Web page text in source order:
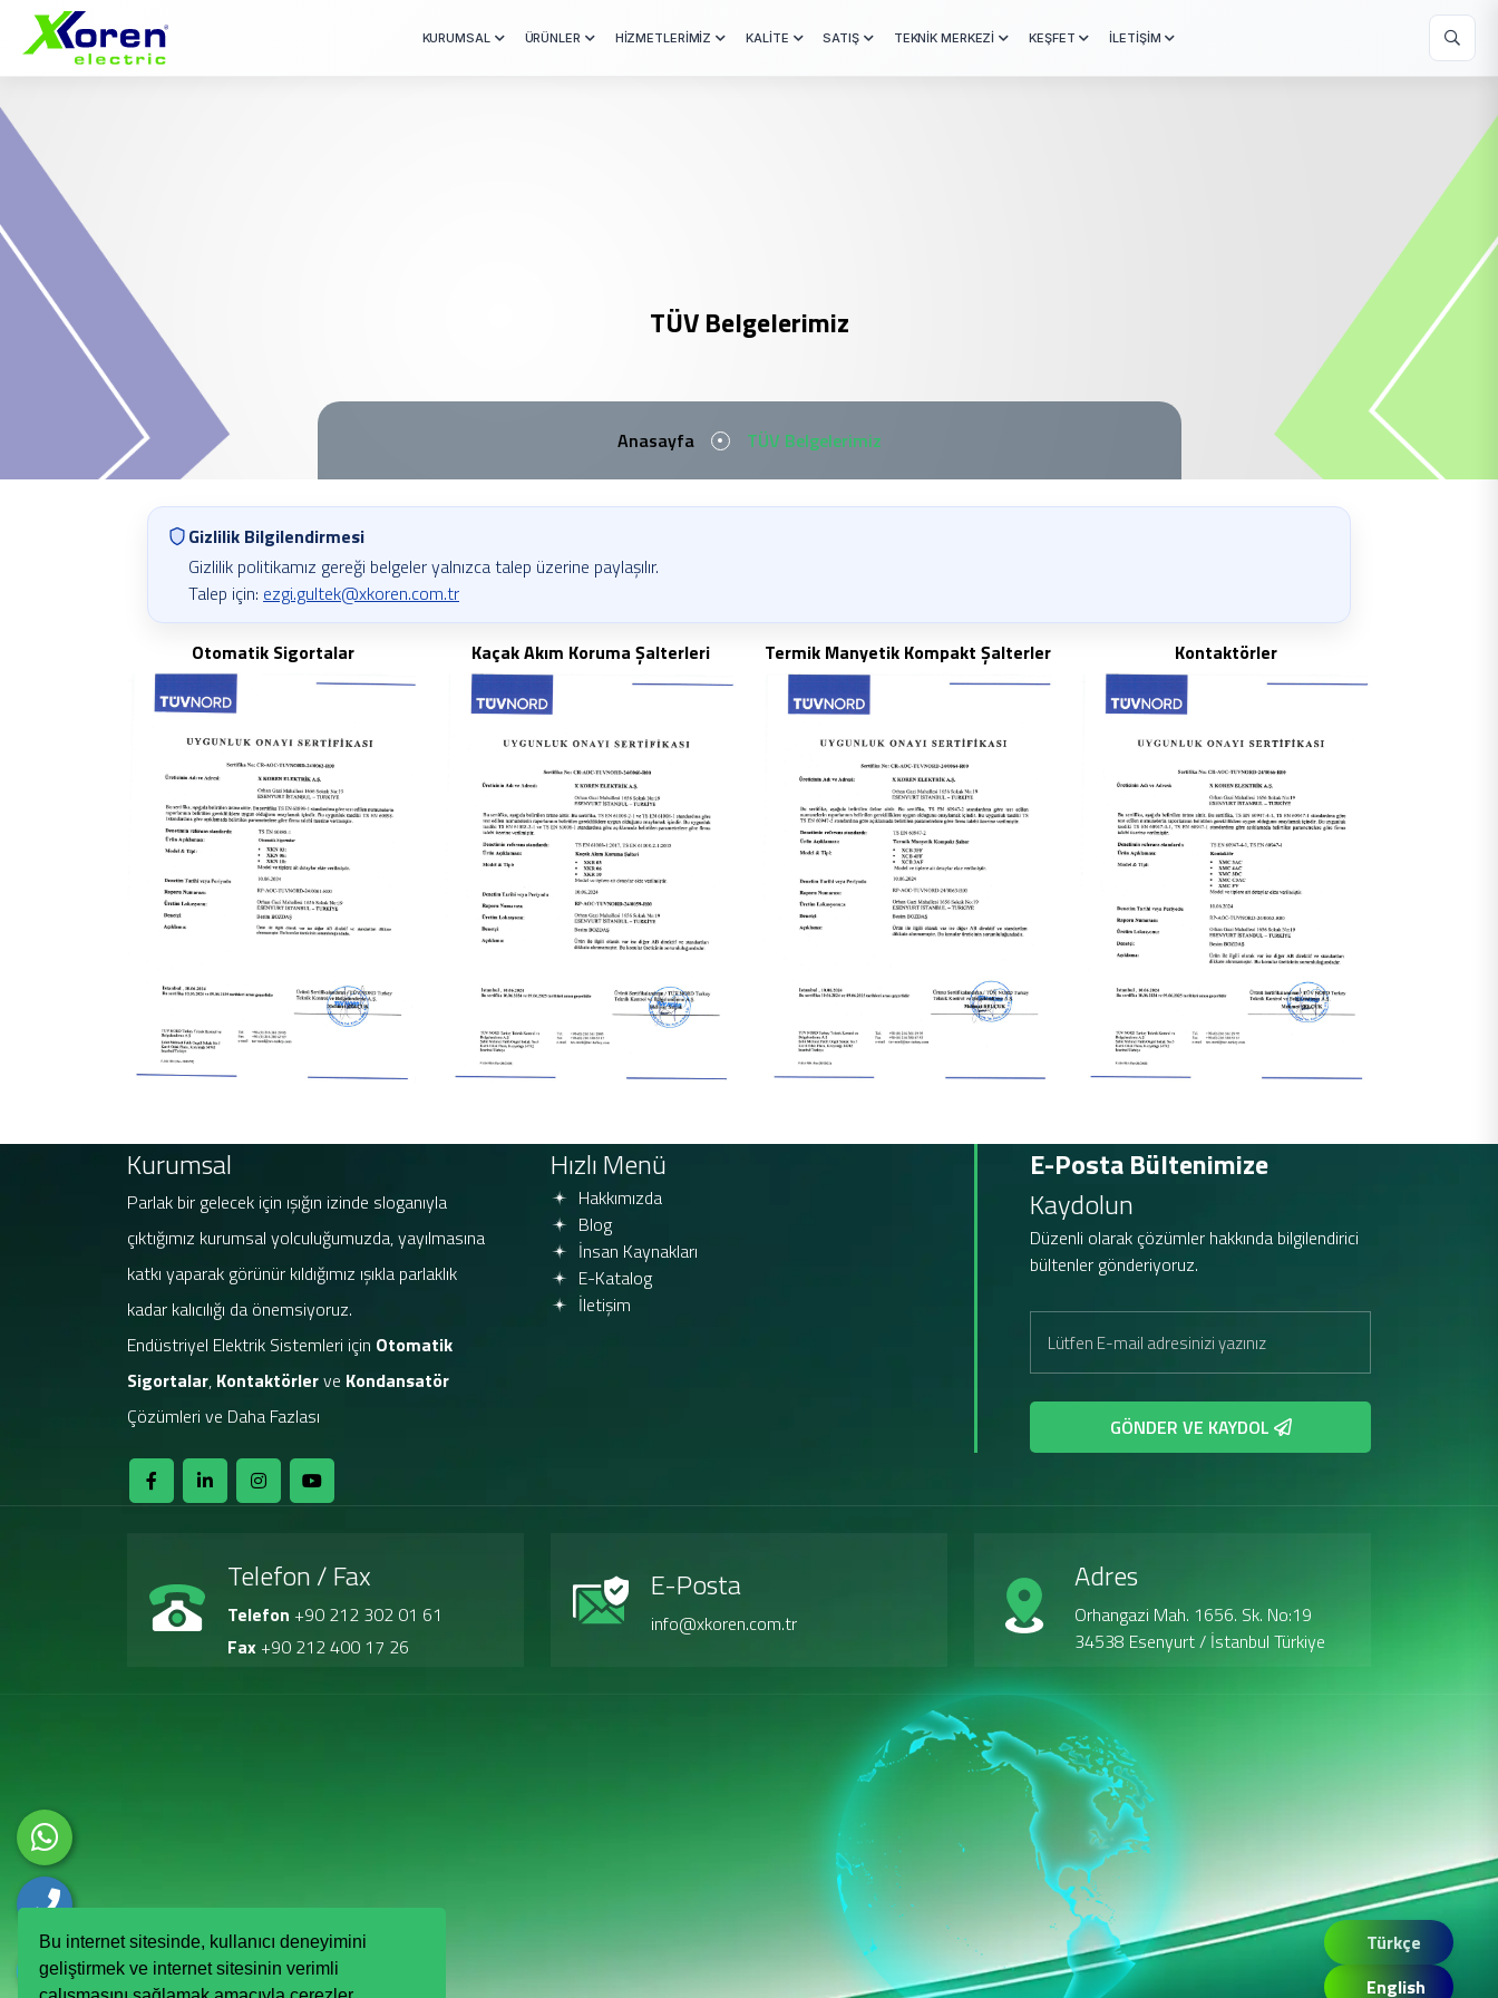
Bu internet sitesinde, kullanıcı deneyimini
geliştirmek ve internet sitesinin verimli
Türkçe
English
KURUMSAL ÜRÜNLER HİZMETLERİMİZ KALİTE SATIŞ TEKNİK MERKEZİ KEŞFET İLETİŞİM
TÜV Belgelerimiz
Anasayfa TÜV Belgelerimiz
Gizlilik Bilgilendirmesi
Gizlilik politikamız gereği belgeler yalnızca talep üzerine paylaşılır.
Talep için: ezgi.gultek@xkoren.com.tr
Otomatik Sigortalar Kaçak Akım Koruma Şalterleri Termik Manyetik Kompakt Şalterler Kontaktörler
Kurumsal
Parlak bir gelecek için ışığın izinde sloganıyla
çıktığımız kurumsal yolculuğumuzda, yayılmasına
katkı yaparak görünür kıldığımız ışıkla parlaklık
kadar kalıcılığı da önemsiyoruz.
Endüstriyel Elektrik Sistemleri için Otomatik
Sigortalar, Kontaktörlerve Kondansatör
Çözümleri ve Daha Fazlası
Hızlı Menü
Hakkımızda
Blog
İnsan Kaynakları
E-Katalog
İletişim
E-Posta Bültenimize
Kaydolun
Düzenli olarak çözümler hakkında bilgilendirici
bültenler gönderiyoruz.
GÖNDER VE KAYDOL
Telefon / Fax
Telefon +90 212 302 01 61
Fax +90 212 400 17 26
E-Posta
info@xkoren.com.tr
Adres
Orhangazi Mah. 1656. Sk. No:19
34538 Esenyurt / İstanbul Türkiye